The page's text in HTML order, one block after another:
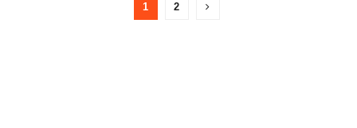
1 2